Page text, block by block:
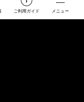
ご利用ガイド メニュー